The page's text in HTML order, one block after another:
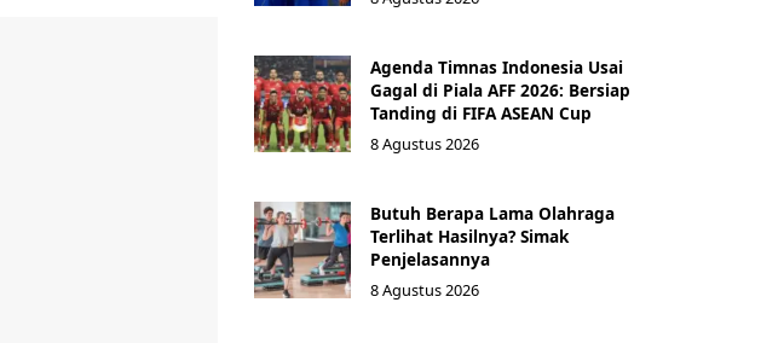
Agenda Timnas Indonesia Usai
Gagal di Piala AFF 2026: Bersiap
Tanding di FIFA ASEAN Cup
8 Agustus 2026
Butuh Berapa Lama Olahraga
Terlihat Hasilnya? Simak
Penjelasannya
8 Agustus 2026